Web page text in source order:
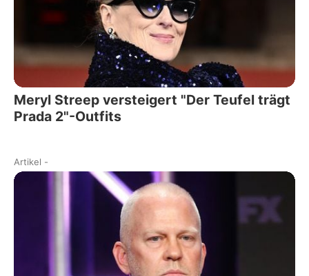
Meryl Streep versteigert "Der Teufel trägt
Prada 2"-Outfits
Artikel -